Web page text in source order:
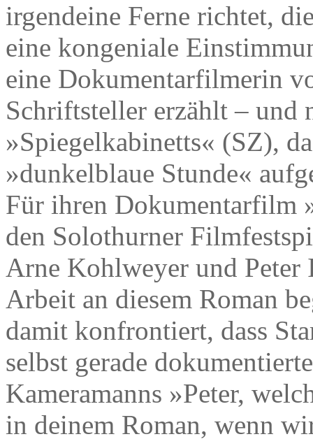
irgendeine Ferne richtet,
eine kongeniale
eine Dokumentarfilmerin
Schriftsteller erzählt – und
»Spiegelkabinetts« (SZ),
»dunkelblaue Stunde«
Für ihren Dokumentarfilm
den Solothurner
Arne Kohlweyer und Peter
Arbeit an diesem Roman
damit konfrontiert, dass
selbst gerade
Kameramanns »Peter,
in deinem Roman, wenn